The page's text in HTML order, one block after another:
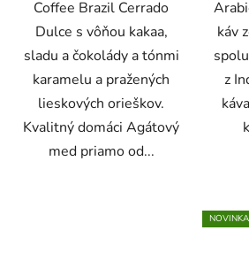
Coffee Brazil Cerrado
Dulce s vôňou kakaa,
sladu a čokolády a tónmi
karamelu a pražených
lieskových orieškov.
Kvalitný domáci Agátový
med priamo od...
káv
z
NOVINKA